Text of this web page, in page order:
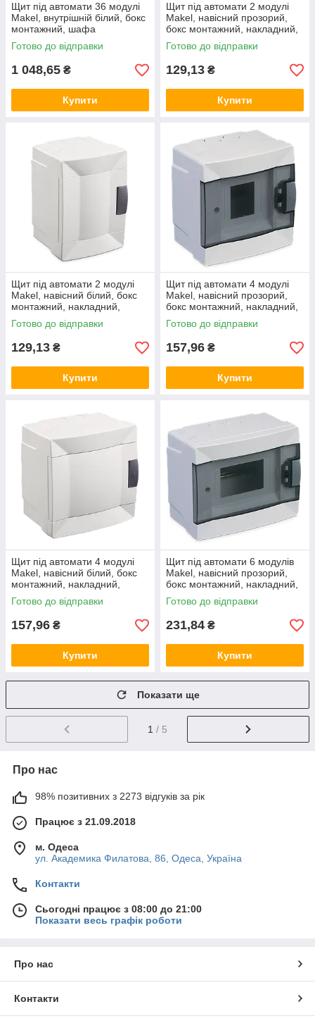
Щит під автомати 36 модулі
Makel, внутрішній білий, бокс
монтажний, шафа
розподільна врізна, Макел
Готово до відправки
1 048,65 ₴
Купити
Щит під автомати 2 модулі
Makel, навісний прозорий,
бокс монтажний, накладний,
зовнішній, настінний Макел
Готово до відправки
129,13 ₴
Купити
Щит під автомати 2 модулі
Makel, навісний білий, бокс
монтажний, накладний,
зовнішній, настінний Макел
Готово до відправки
129,13 ₴
Купити
Щит під автомати 4 модулі
Makel, навісний прозорий,
бокс монтажний, накладний,
зовнішній, настінний Макел
Готово до відправки
157,96 ₴
Купити
Щит під автомати 4 модулі
Makel, навісний білий, бокс
монтажний, накладний,
зовнішній, настінний Макел
Готово до відправки
157,96 ₴
Купити
Щит під автомати 6 модулів
Makel, навісний прозорий,
бокс монтажний, накладний,
зовнішній, настінний Макел
Готово до відправки
231,84 ₴
Купити
Показати ще
1 / 5
Про нас
98% позитивних з 2273 відгуків за рік
Працює з 21.09.2018
м. Одеса
ул. Академика Филатова, 86, Одеса, Україна
Контакти
Сьогодні працює з 08:00 до 21:00
Показати весь графік роботи
Про нас
Контакти